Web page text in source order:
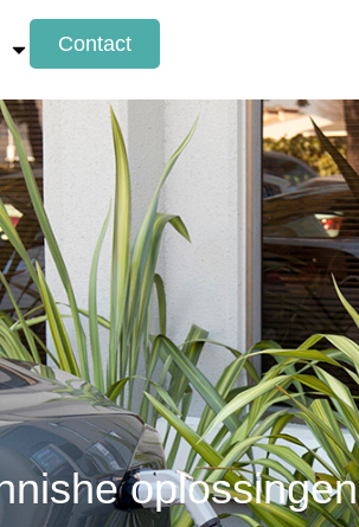
Contact
oplossingen